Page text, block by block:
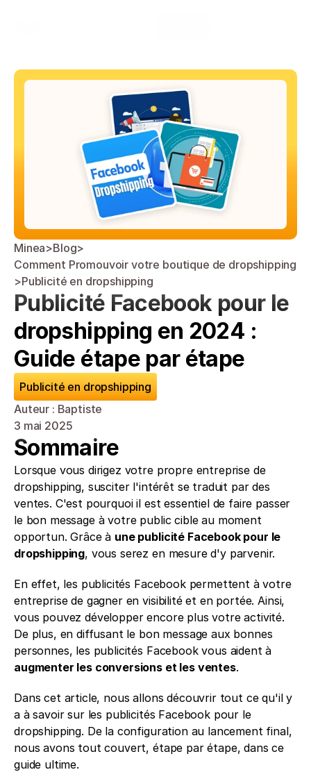
Minea>Blog>
Comment Promouvoir votre boutique de dropshipping
>Publicité en dropshipping
Publicité Facebook pour le
dropshipping en 2024 :
Guide étape par étape
Publicité en dropshipping
Auteur : Baptiste
3 mai 2025
Sommaire
Lorsque vous dirigez votre propre entreprise de
dropshipping, susciter l'intérêt se traduit par des
ventes. C'est pourquoi il est essentiel de faire passer
le bon message à votre public cible au moment
opportun. Grâce à une publicité Facebook pour le
dropshipping, vous serez en mesure d'y parvenir.
En effet, les publicités Facebook permettent à votre
entreprise de gagner en visibilité et en portée. Ainsi,
vous pouvez développer encore plus votre activité.
De plus, en diffusant le bon message aux bonnes
augmenter les conversions et les ventes.
Dans cet article, nous allons découvrir tout ce qu'il y
a à savoir sur les publicités Facebook pour le
dropshipping. De la configuration au lancement final,
nous avons tout couvert, étape par étape, dans ce
guide ultime.